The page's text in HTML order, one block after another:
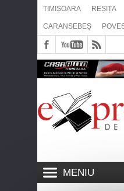
TIMIȘOARA REȘIȚA
CARANSEBEȘ
MENIU